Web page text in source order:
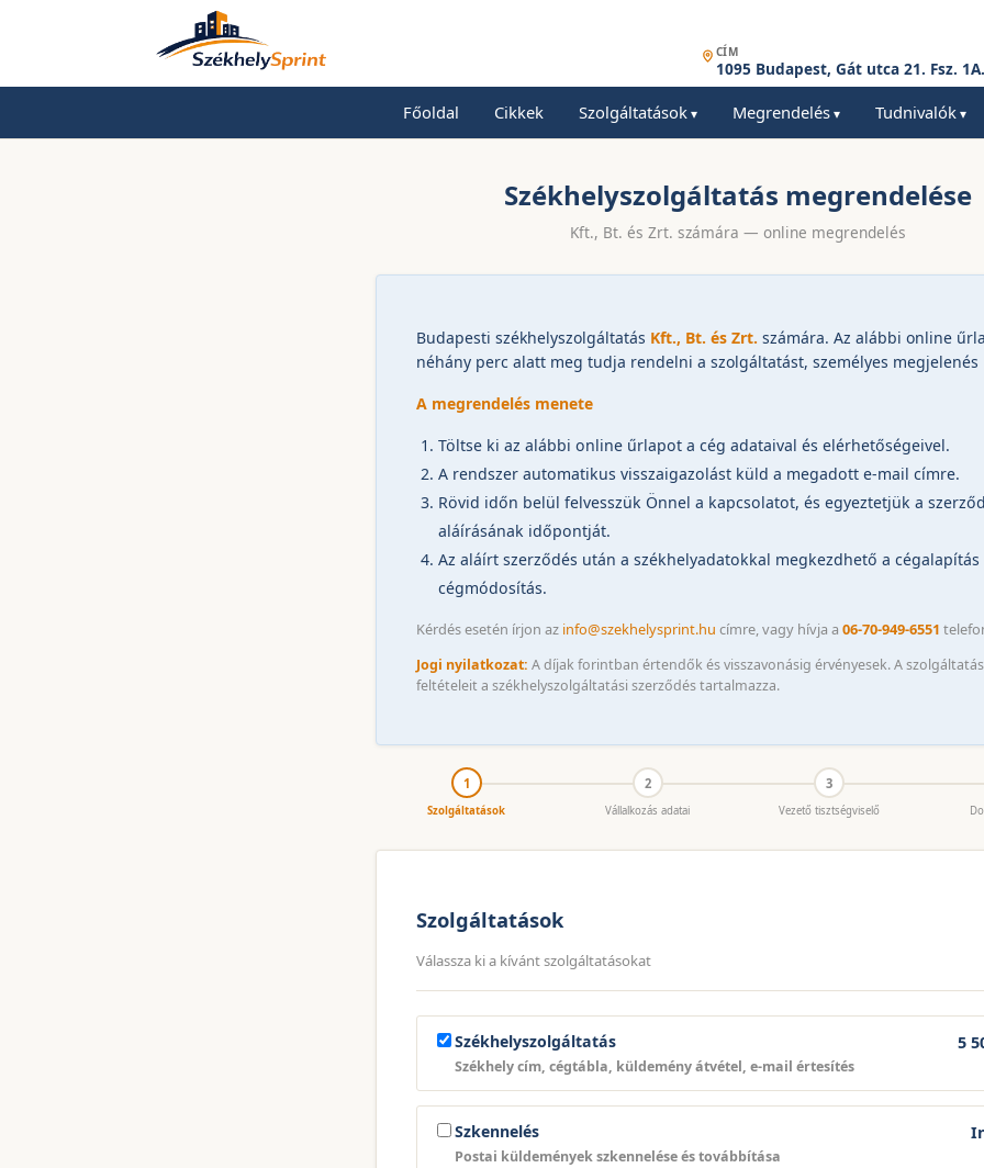
CÍM
1095 Budapest, Gát utca 21. Fsz. 1A.
Főoldal Cikkek Szolgáltatások Megrendelés Tudnivalók
Székhelyszolgáltatás megrendelése
Kft., Bt. és Zrt. számára — online megrendelés
Budapesti székhelyszolgáltatás Kft., Bt. és Zrt. számára. Az alábbi online
néhány perc alatt meg tudja rendelni a szolgáltatást, személyes megjelenés
A megrendelés menete
Töltse ki az alábbi online űrlapot a cég adataival és elérhetőségeivel.
A rendszer automatikus visszaigazolást küld a megadott e-mail címre.
Rövid időn belül felvesszük Önnel a kapcsolatot, és egyeztetjük a
aláírásának időpontját.
Az aláírt szerződés után a székhelyadatokkal megkezdhető a cégalapítás
cégmódosítás.
Kérdés esetén írjon az info@szekhelysprint.hu címre, vagy hívja a 06-70-949-6551
Jogi nyilatkozat: A díjak forintban értendők és visszavonásig érvényesek. A
feltételeit a székhelyszolgáltatási szerződés tartalmazza.
1
Szolgáltatások
2
Vállalkozás adatai
3
Vezető tisztségviselő
Szolgáltatások
Válassza ki a kívánt szolgáltatásokat
Székhelyszolgáltatás
Székhely cím, cégtábla, küldemény átvétel, e-mail értesítés
5
Szkennelés
Postai küldemények szkennelése és továbbítása